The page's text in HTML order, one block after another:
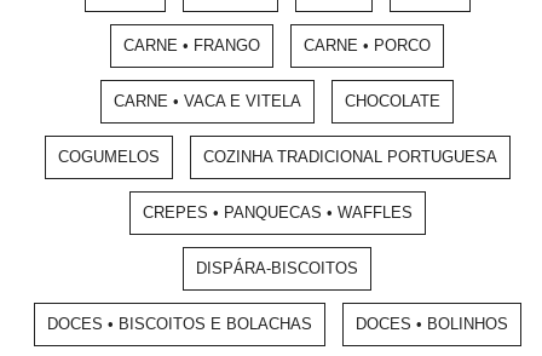
CARNE • FRANGO CARNE • PORCO
CARNE • VACA E VITELA CHOCOLATE
COGUMELOS COZINHA TRADICIONAL PORTUGUESA
CREPES • PANQUECAS • WAFFLES
DISPÁRA-BISCOITOS
DOCES • BISCOITOS E BOLACHAS DOCES • BOLINHOS